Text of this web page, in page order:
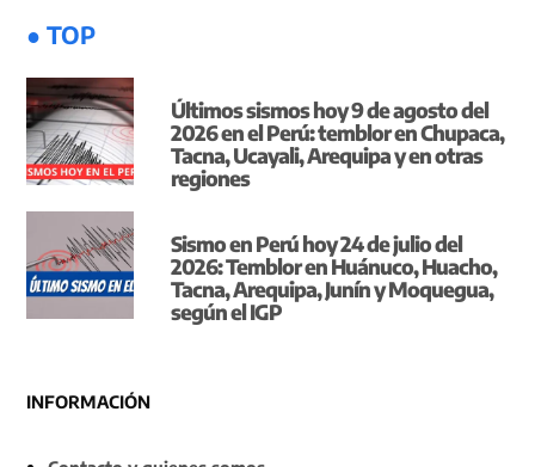
● TOP
Últimos sismos hoy 9 de agosto del
2026 en el Perú: temblor en Chupaca,
Tacna, Ucayali, Arequipa y en otras
regiones
Sismo en Perú hoy 24 de julio del
2026: Temblor en Huánuco, Huacho,
Tacna, Arequipa, Junín y Moquegua,
según el IGP
INFORMACIÓN